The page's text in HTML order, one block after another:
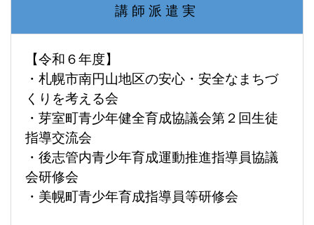
講 師 派 遣 実
【令和６年度】
・札幌市南円山地区の安心・安全なまちづ
くりを考える会
・芽室町青少年健全育成協議会第２回生徒
指導交流会
・後志管内青少年育成運動推進指導員協議
会研修会
・美幌町青少年育成指導員等研修会